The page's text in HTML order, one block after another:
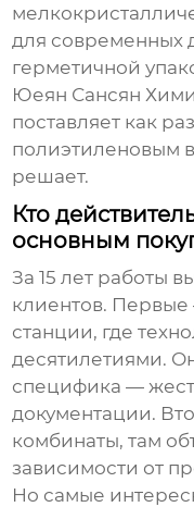
для современных
герметичной
Юеян Сансян
поставляет как
полиэтиленовым
решает.
Кто
основным
За 15 лет работы
клиентов.
станции, где
десятилетиями.
специфика —
документации.
комбинаты, там
зависимости от
Но самые